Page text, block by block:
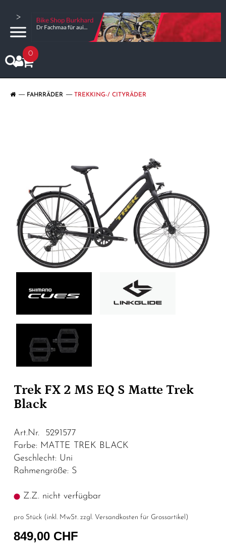
>
0
FAHRRÄDER TREKKING-/ CITYRÄDER
Trek FX 2 MS EQ S Matte Trek
Black
Art.Nr. 5291577
Farbe: MATTE TREK BLACK
Geschlecht: Uni
Rahmengröße: S
Z.Z. nicht verfügbar
pro Stück (inkl. MwSt. zzgl. Versandkosten für Grossartikel )
849,00 CHF